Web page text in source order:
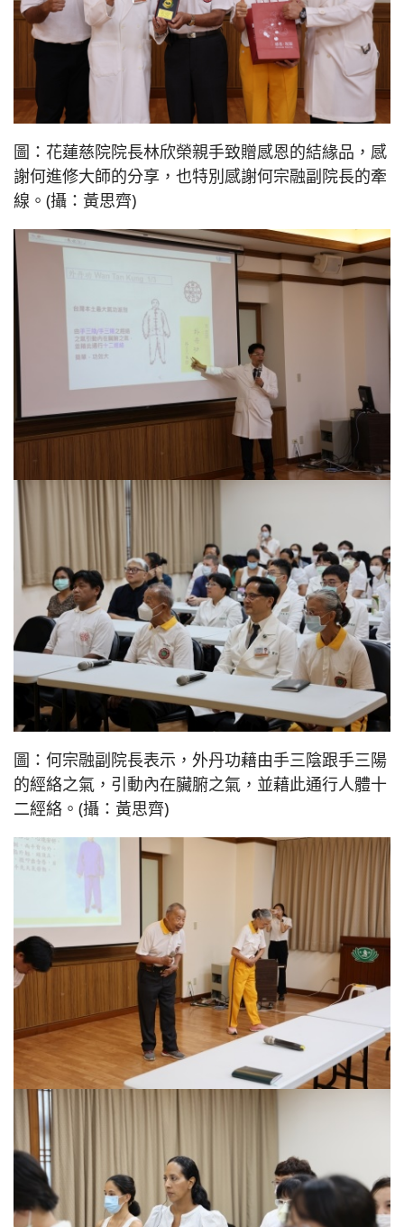
圖：花蓮慈院院長林欣榮親手致贈感恩的結緣品，感
謝何進修大師的分享，也特別感謝何宗融副院長的牽
線。(攝：黃思齊)
圖：何宗融副院長表示，外丹功藉由手三陰跟手三陽
的經絡之氣，引動內在臟腑之氣，並藉此通行人體十
二經絡。(攝：黃思齊)